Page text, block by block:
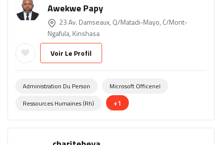
Awekwe Papy
23 Av. Damseaux, Q/Matadi-Mayo, C/Mont-
Ngafula, Kinshasa
Voir Le Profil
Administration Du Person
Microsoft Officenel
Ressources Humaines (rh)
+1